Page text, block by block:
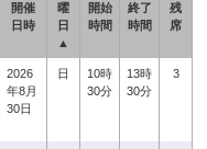
開催
日時
曜
日
▲
開始
時間
終了
時間
残
席
2026
年8月
30日
日
10時
30分
13時
30分
3